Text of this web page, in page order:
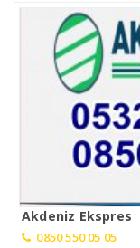
Akdeniz Ekspres
0850 550 05 05